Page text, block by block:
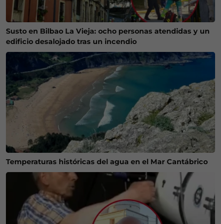
Susto en Bilbao La Vieja: ocho personas atendidas y un
edificio desalojado tras un incendio
Temperaturas históricas del agua en el Mar Cantábrico